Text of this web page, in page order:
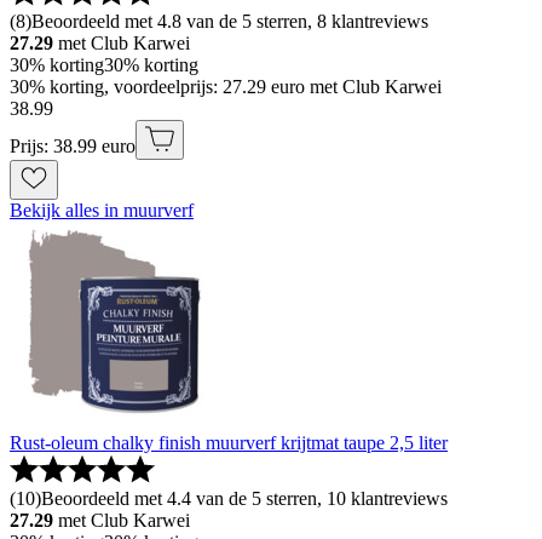
(8)Beoordeeld met 4.8 van de 5 sterren, 8 klantreviews
27.29 met Club Karwei
30% korting30% korting
30% korting, voordeelprijs: 27.29 euro met Club Karwei
38.99
Prijs: 38.99 euro
Bekijk alles in muurverf
Rust-oleum chalky finish muurverf krijtmat taupe 2,5 liter
(10)Beoordeeld met 4.4 van de 5 sterren, 10 klantreviews
27.29 met Club Karwei